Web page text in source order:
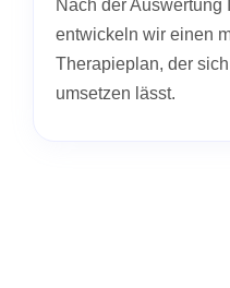
Nach der Auswertung
entwickeln wir einen
Therapieplan, der
umsetzen lässt.